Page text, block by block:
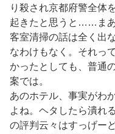
り殺され京都府警全体
起きたと思うと……ま
客室清掃の話は全く出
なわけもなく。それっ
かったとしても、普通
案では。
あのホテル、事実がわ
よね。ヘタしたら潰れ
の評判云々はすっげー